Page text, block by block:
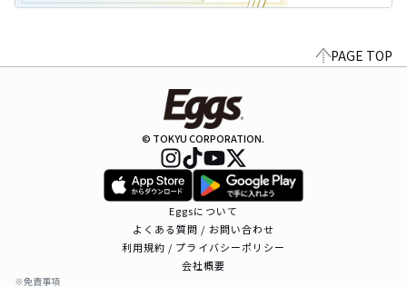
PAGE TOP
© TOKYU CORPORATION.
Eggsについて
よくある質問 / お問い合わせ
利用規約 / プライバシーポリシー
会社概要
※免責事項